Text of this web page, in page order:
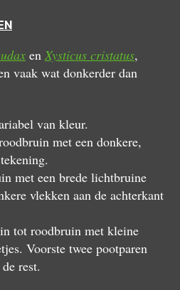
en Xysticus cristatus,
vaak wat donkerder dan
van kleur.
met een donkere,
met een brede lichtbruine
vlekken aan de achterkant
tot roodbruin met kleine
Voorste twee pootparen
rest.